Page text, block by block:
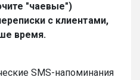
"чаевые")
с клиентами,
время.
SMS-напоминания